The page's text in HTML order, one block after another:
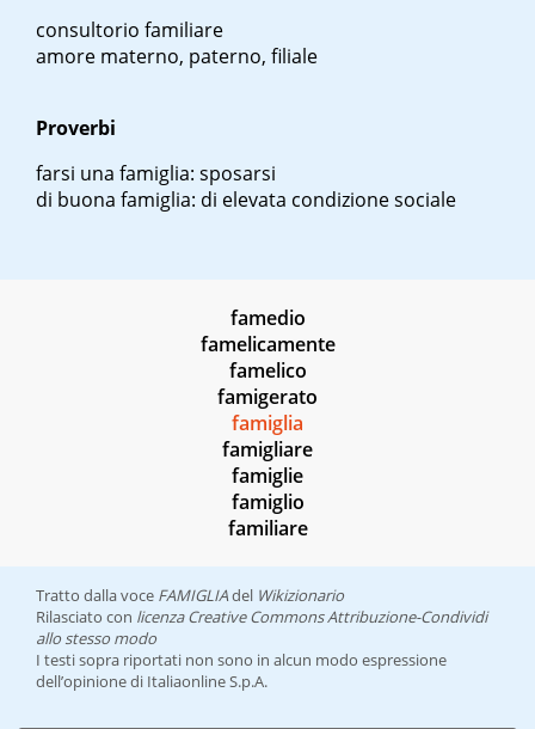
consultorio familiare
amore materno, paterno, filiale
Proverbi
farsi una famiglia: sposarsi
di buona famiglia: di elevata condizione sociale
famedio
famelicamente
famelico
famigerato
famiglia
famigliare
famiglie
famiglio
familiare
Tratto dalla voce FAMIGLIAdel Wikizionario
Rilasciato con licenza Creative Commons Attribuzione-Condividi
allo stesso modo
I testi sopra riportati non sono in alcun modo espressione
dell’opinione di Italiaonline S.p.A.